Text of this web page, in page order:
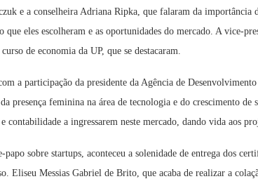
e a conselheira Adriana Ripka, que falaram da importância
que eles escolheram e as oportunidades do mercado. A vice-
de economia da UP, que se destacaram.
a participação da presidente da Agência de
presença feminina na área de tecnologia e do crescimento de
contabilidade a ingressarem neste mercado, dando vida aos
sobre startups, aconteceu a solenidade de entrega dos
Eliseu Messias Gabriel de Brito, que acaba de realizar a